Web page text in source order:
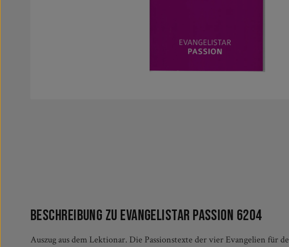
Beschreibung zu Evangelistar Passion 6204
Auszug aus dem Lektionar. Die Passionstexte der vier Evangelien für